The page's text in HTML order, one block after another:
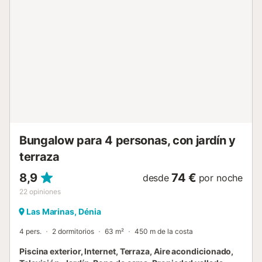
Bungalow para 4 personas, con jardín y
terraza
8,9
22 opiniones
desde 74 € por noche
Las Marinas, Dénia
4 pers. 2 dormitorios 63 m² 450 m de la costa
Piscina exterior, Internet, Terraza, Aire acondicionado,